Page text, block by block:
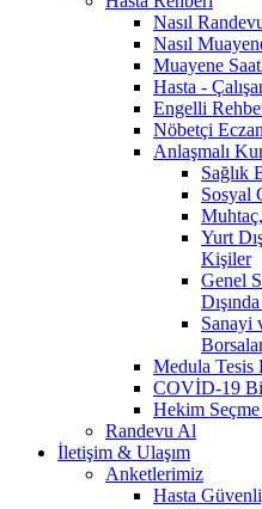
Nasıl
Nasıl
Muayene
Hasta -
Engelli
Nöbetçi
Anlaşmalı
Sağlık
Sosyal
Yurt
Kişiler
Genel
Sanayi
Medula Tesis
COVİD-19
Hekim Seçme
Randevu Al
İletişim & Ulaşım
Anketlerimiz
Hasta